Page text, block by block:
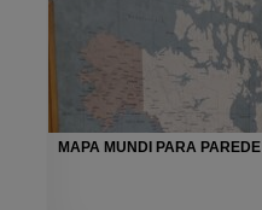
MAPA MUNDI PARA PAREDE